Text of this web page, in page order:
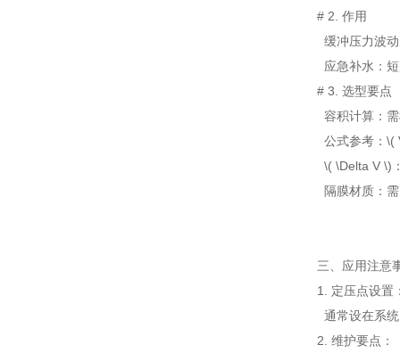
# 2 作用
缓冲压力波动
应急补水 ：短
# 3. 选型要点
容积计算 ：
公式参考 ：\(
\( \Delta V \)
隔膜材质 ：
三、 应用注意
1
定压点设置
通常设在系统
2 维护要点 ：